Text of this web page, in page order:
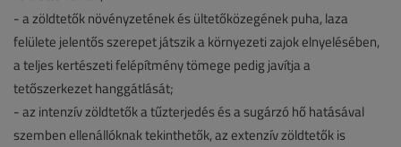
- a zöldtetők növényzetének és ültetőközegének puha, laza
felülete jelentős szerepet játszik a környezeti zajok elnyelésében,
a teljes kertészeti felépítmény tömege pedig javítja a
tetőszerkezet hanggátlását;
- az intenzív zöldtetők a tűzterjedés és a sugárzó hő hatásával
szemben ellenállóknak tekinthetők, az extenzív zöldtetők is